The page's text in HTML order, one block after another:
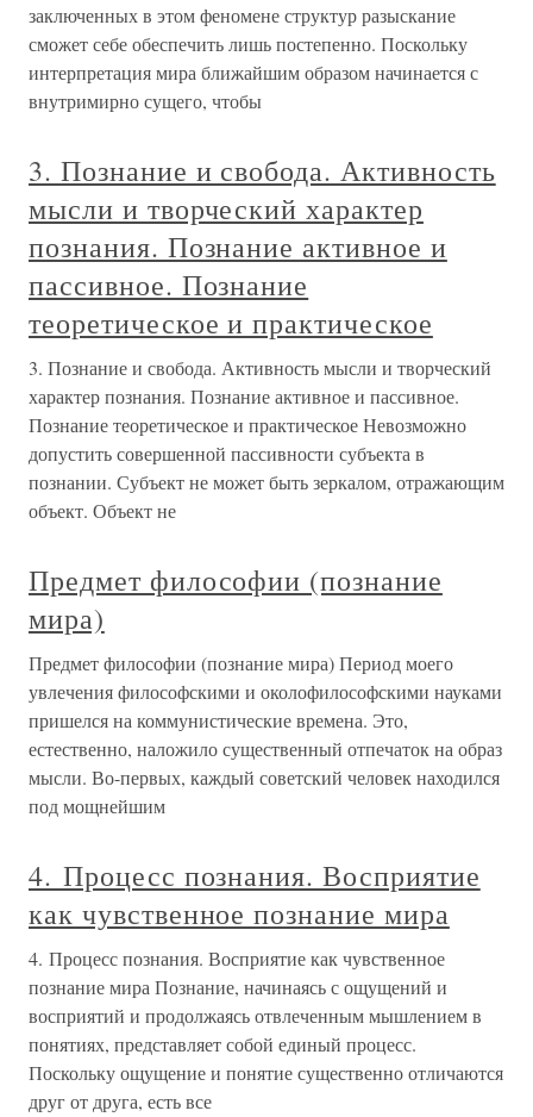
заключенных в этом феномене структур разыскание
сможет себе обеспечить лишь постепенно. Поскольку
интерпретация мира ближайшим образом начинается с
внутримирно сущего, чтобы
3. Познание и свобода. Активность
мысли и творческий характер
познания. Познание активное и
пассивное. Познание
теоретическое и практическое
3. Познание и свобода. Активность мысли и творческий
характер познания. Познание активное и пассивное.
Познание теоретическое и практическое Невозможно
допустить совершенной пассивности субъекта в
познании. Субъект не может быть зеркалом, отражающим
объект. Объект не
Предмет философии (познание
мира)
Предмет философии (познание мира) Период моего
увлечения философскими и околофилософскими науками
пришелся на коммунистические времена. Это,
естественно, наложило существенный отпечаток на образ
мысли. Во-первых, каждый советский человек находился
под мощнейшим
4. Процесс познания. Восприятие
как чувственное познание мира
4. Процесс познания. Восприятие как чувственное
познание мира Познание, начинаясь с ощущений и
восприятий и продолжаясь отвлеченным мышлением в
понятиях, представляет собой единый процесс.
Поскольку ощущение и понятие существенно отличаются
друг от друга, есть все